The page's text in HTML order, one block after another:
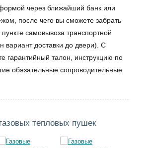
через ближайший банк или
после чего вы сможете забрать
самовывоза транспортной
вариант доставки до двери). С
гарантийный талон, инструкцию по
обязательные сопроводительные
тепловых пушек